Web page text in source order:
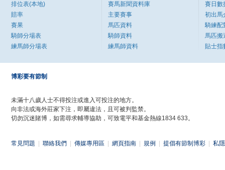
排位表(本地)
賠率
賽果
騎師分場表
練馬師分場表
賽馬新聞資料庫
主要賽事
馬匹資料
騎師資料
練馬師資料
賽日數
初出馬
騎練配
馬匹搬
貼士指
博彩要有節制
未滿十八歲人士不得投注或進入可投注的地方。
向非法或海外莊家下注，即屬違法，且可被判監禁。
切勿沉迷賭博，如需尋求輔導協助，可致電平和基金熱線1834 633。
常見問題 聯絡我們 傳媒專用區 網頁指南 規例 提倡有節制博彩 私